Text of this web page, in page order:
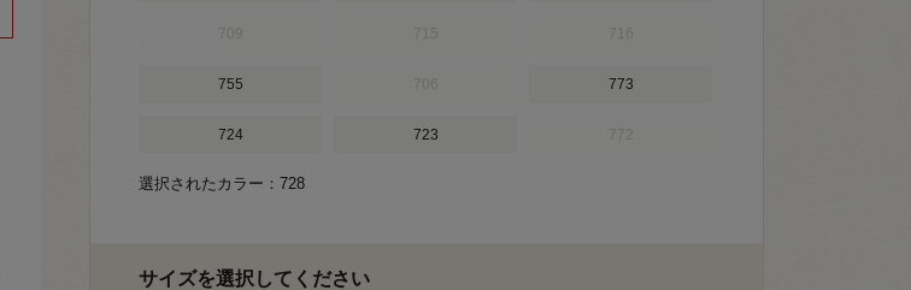
755 773
724 723
選択されたカラー：728
サイズを選択してください